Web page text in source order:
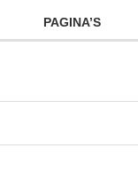
PAGINA’S